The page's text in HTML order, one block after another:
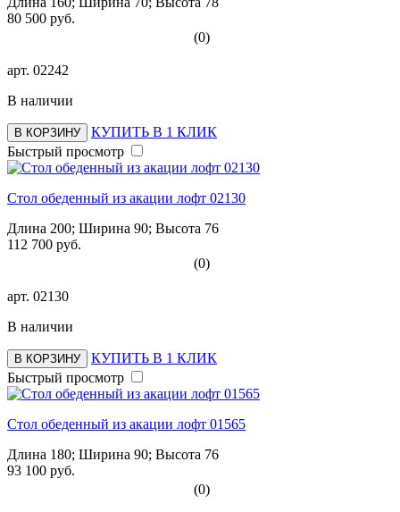
80 500 руб.
(0)
арт. 02242
В наличии
В КОРЗИНУ
КУПИТЬ В 1 КЛИК
Быстрый просмотр
Стол обеденный из акации лофт 02130
Длина 200; Ширина 90; Высота 76
112 700 руб.
(0)
арт. 02130
В наличии
В КОРЗИНУ
КУПИТЬ В 1 КЛИК
Быстрый просмотр
Стол обеденный из акации лофт 01565
Длина 180; Ширина 90; Высота 76
93 100 руб.
(0)